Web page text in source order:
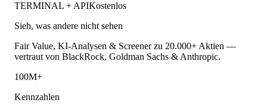
TERMINAL + APIKostenlos
Sieh, was andere nicht sehen
Fair Value, KI-Analysen & Screener zu 20.000+ Aktien —
vertraut von BlackRock, Goldman Sachs & Anthropic.
100M+
Kennzahlen